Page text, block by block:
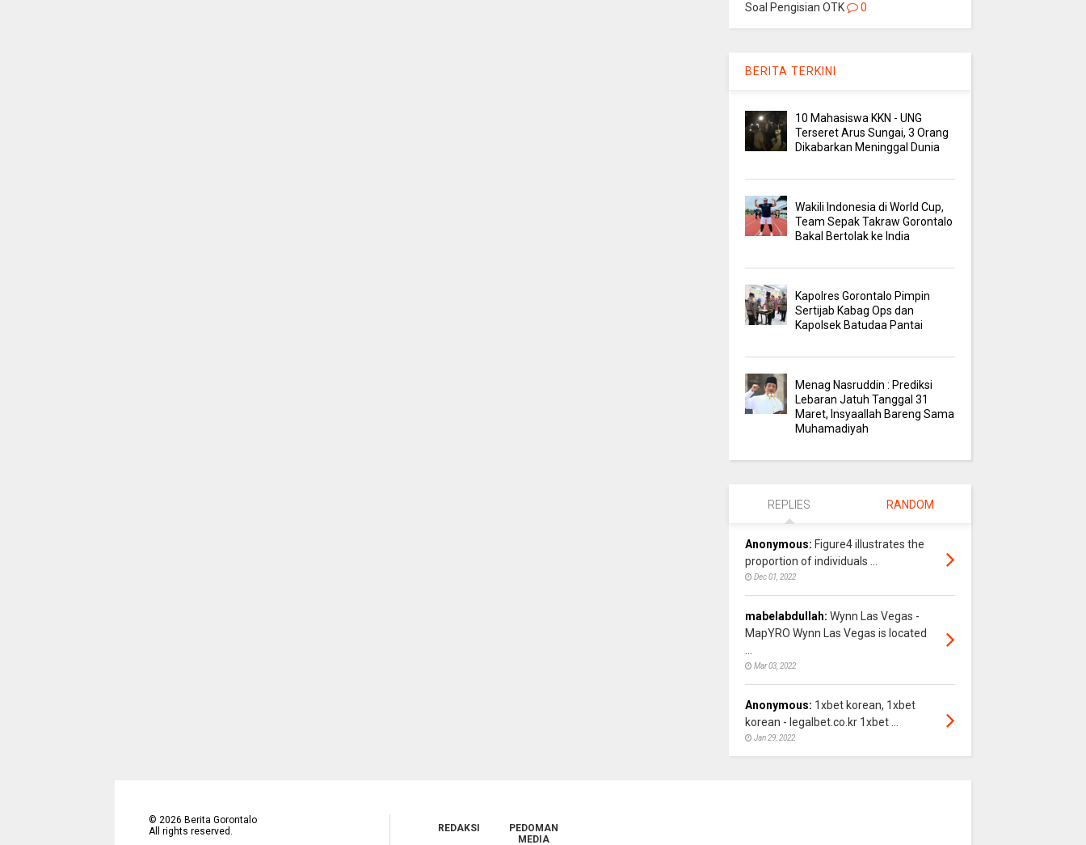
Soal Pengisian OTK
0
BERITA TERKINI
10 Mahasiswa KKN - UNG
Terseret Arus Sungai, 3 Orang
Dikabarkan Meninggal Dunia
Wakili Indonesia di World Cup,
Team Sepak Takraw Gorontalo
Bakal Bertolak ke India
Kapolres Gorontalo Pimpin
Sertijab Kabag Ops dan
Kapolsek Batudaa Pantai
Menag Nasruddin : Prediksi
Lebaran Jatuh Tanggal 31
Maret, Insyaallah Bareng Sama
Muhamadiyah
REPLIES RANDOM
Anonymous: Figure4 illustrates the
proportion of individuals ...
Dec 01, 2022
mabelabdullah: Wynn Las Vegas -
MapYRO Wynn Las Vegas is located
Mar 03, 2022
Anonymous: 1xbet korean, 1xbet
korean - legalbet.co.kr 1xbet ...
Jan 29, 2022
©2026 Berita Gorontalo
All rights reserved.
REDAKSI
PEDOMAN
MEDIA